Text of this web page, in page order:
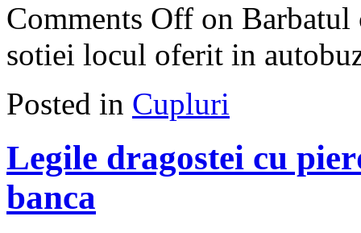
Comments Off on Barbatul
sotiei locul oferit in
Posted in Cupluri
Legile dragostei cu
banca